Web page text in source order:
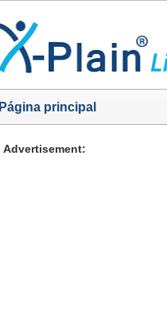
Página principal
Advertisement: